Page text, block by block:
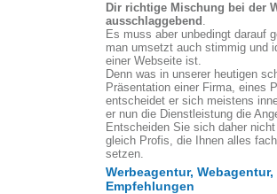
Dir richtige Mischung bei der
ausschlaggebend .
Es muss aber unbedingt darauf
man umsetzt auch stimmig und
einer Webseite ist.
Denn was in unserer heutigen
Präsentation einer Firma, eines
entscheidet er sich meistens
er nun die Dienstleistung die
Entscheiden Sie sich daher
gleich Profis, die Ihnen alles
setzen.
Werbeagentur,
Empfehlungen